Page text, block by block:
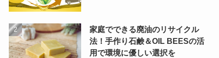
家庭でできる廃油のリサイクル
法！手作り石鹸＆OIL BEESの活
用で環境に優しい選択を